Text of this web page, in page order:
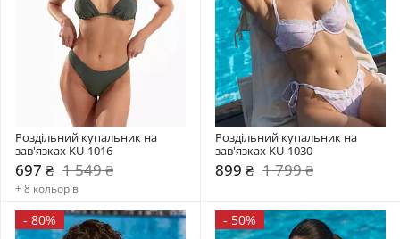
Роздільний купальник на
зав'язках KU-1016
697 ₴ 1 549 ₴
+ 8 кольорів
Роздільний купальник на
зав'язках KU-1030
899 ₴ 1 799 ₴
- 80% - 50%